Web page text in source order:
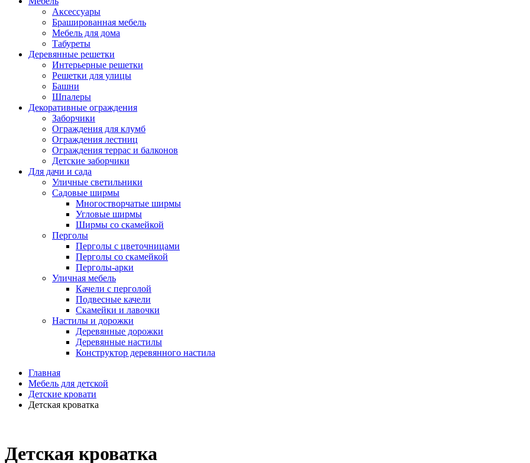
Аксессуары
Брашированная мебель
Мебель для дома
Табуреты
Деревянные решетки
Интерьерные решетки
Решетки для улицы
Башни
Шпалеры
Декоративные ограждения
Заборчики
Ограждения для клумб
Ограждения лестниц
Ограждения террас и балконов
Детские заборчики
Для дачи и сада
Уличные светильники
Садовые ширмы
Многостворчатые ширмы
Угловые ширмы
Ширмы со скамейкой
Перголы
Перголы с цветочницами
Перголы со скамейкой
Перголы-арки
Уличная мебель
Качели с перголой
Подвесные качели
Скамейки и лавочки
Настилы и дорожки
Деревянные дорожки
Деревянные настилы
Конструктор деревянного настила
Главная
Мебель для детской
Детские кровати
Детская кроватка
Детская кроватка